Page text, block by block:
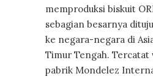
memproduksi biskuit
sebagian besarnya
ke negara-negara di
Timur Tengah. Tercatat
pabrik Mondelez